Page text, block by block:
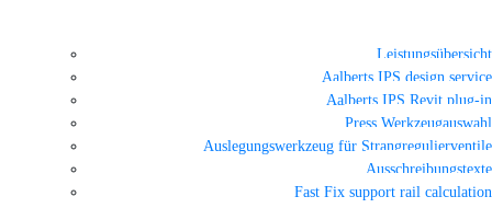
Leistungsübersicht
Aalberts IPS design service
Aalberts IPS Revit plug-in
Press Werkzeugauswahl
Auslegungswerkzeug für Strangregulierventile
Ausschreibungstexte
Fast Fix support rail calculation